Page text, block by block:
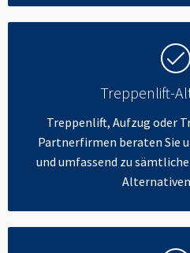
Treppenlift-
Treppenlift, Aufzug oder
Partnerfirmen beraten Sie
und umfassend zu